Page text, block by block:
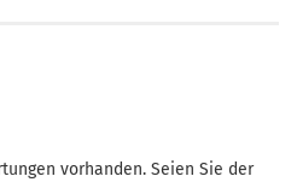
vorhanden. Seien Sie der